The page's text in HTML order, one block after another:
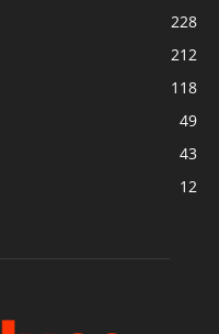
228
212
118
49
43
12